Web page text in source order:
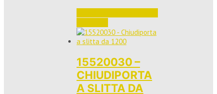
15520030 –
CHIUDIPORTA
A SLITTA DA